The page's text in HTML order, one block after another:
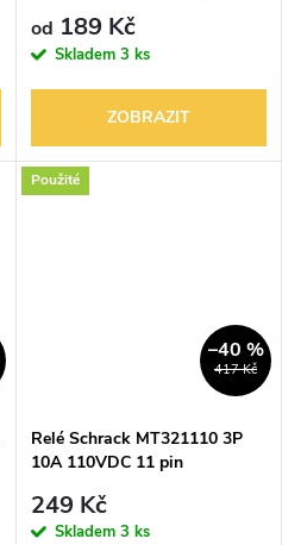
od 189 Kč
Skladem 3 ks
ZOBRAZIT
Použité
417 Kč
–40 %
Relé Schrack MT321110 3P
10A 110VDC 11 pin
249 Kč
Skladem 3 ks